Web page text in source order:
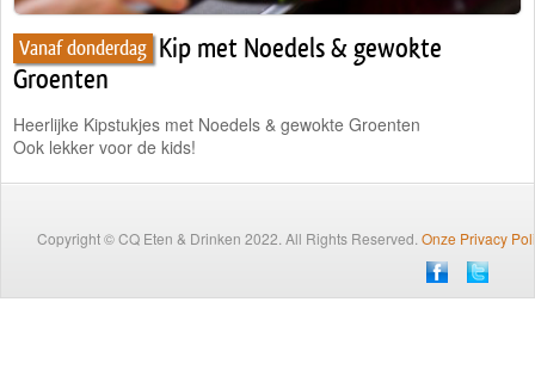
Nieuwsbrief
Vanaf donderdag Kip met Noedels & gewokte
Groenten
Heerlijke Kipstukjes met Noedels & gewokte Groenten
Ook lekker voor de kids!
Copyright © CQ Eten & Drinken 2022. All Rights Reserved. Onze Privacy